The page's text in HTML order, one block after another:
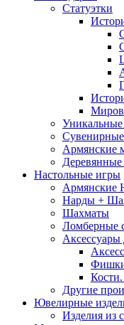
Статуэтки
Уникальные
Армянские
Деревянные
Настольные игры
Армянские
Нарды +
Шахматы
Ломберные
Аксессуары
Другие
Ювелирные
Изделия из